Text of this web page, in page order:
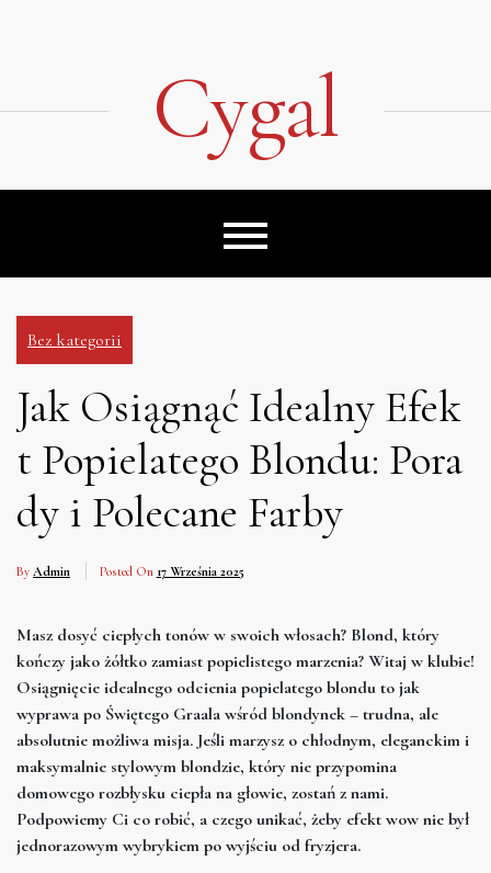
Cygal
Bez kategorii
Jak Osiągnąć Idealny Efek
t Popielatego Blondu: Pora
dy i Polecane Farby
By Admin Posted On 17 Września 2025
Masz dosyć ciepłych tonów w swoich włosach? Blond, który
kończy jako żółtko zamiast popielistego marzenia? Witaj w klubie!
Osiągnięcie idealnego odcienia popielatego blondu to jak
wyprawa po Świętego Graala wśród blondynek – trudna, ale
absolutnie możliwa misja. Jeśli marzysz o chłodnym, eleganckim i
maksymalnie stylowym blondzie, który nie przypomina
domowego rozbłysku ciepła na głowie, zostań z nami.
Podpowiemy Ci co robić, a czego unikać, żeby efekt wow nie był
jednorazowym wybrykiem po wyjściu od fryzjera.